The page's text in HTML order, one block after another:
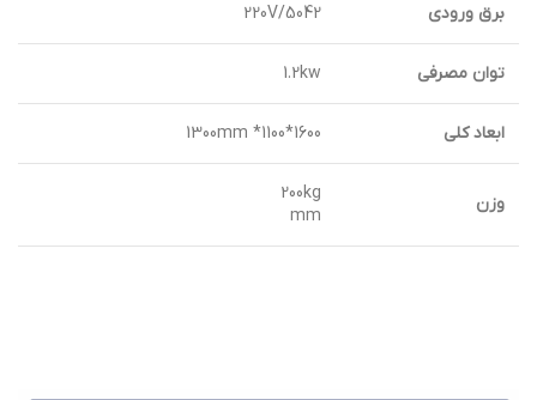
برق ورودی 220V/5042
توان مصرفی 1.2kw
ابعاد کلی 1300mm *1100*1600
وزن
200kg
mm